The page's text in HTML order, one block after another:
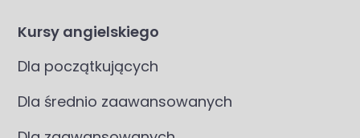
Kursy angielskiego
Dla początkujących
Dla średnio zaawansowanych